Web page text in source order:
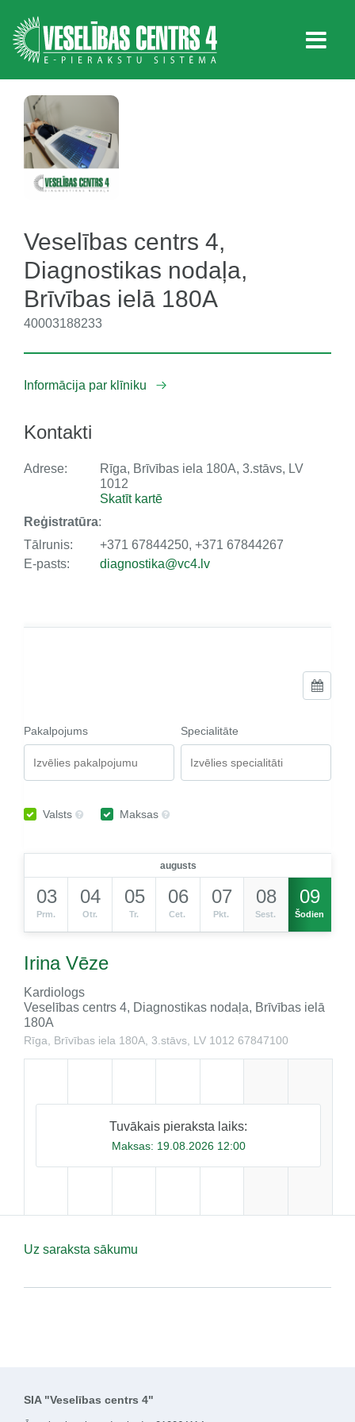
Veselības centrs 4,
Diagnostikas nodaļa,
Brīvības ielā 180A
40003188233
Informācija par klīniku
Kontakti
Adrese:
Rīga, Brīvības iela 180A, 3.stāvs, LV
1012
Skatīt kartē
Reģistratūra:
Tālrunis:
+371 67844250, +371 67844267
E-pasts:
diagnostika@vc4.lv
Pakalpojums Specialitāte
Valsts Maksas
augusts
03
Prm.
04
Otr.
05
Tr.
06
Cet.
07
Pkt.
08
Sest.
09
Šodien
Irina Vēze
Kardiologs
Veselības centrs 4, Diagnostikas nodaļa, Brīvības ielā
180A
Rīga, Brīvības iela 180A, 3.stāvs, LV 1012 67847100
Tuvākais pieraksta laiks:
Maksas: 19.08.2026 12:00
Uz saraksta sākumu
SIA "Veselības centrs 4"